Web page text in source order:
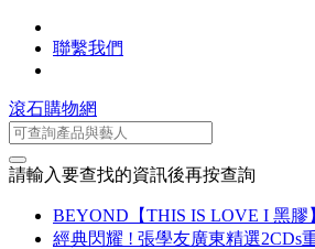
聯繫我們
滾石購物網
請輸入要查找的資訊後再按查詢
BEYOND【THIS IS LOVE I 黑膠
經典閃耀 ! 張學友廣東精選2CDs